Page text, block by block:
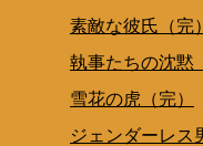
素敵な彼氏（完）
執事たちの沈黙
雪花の虎（完）
ジェンダーレス